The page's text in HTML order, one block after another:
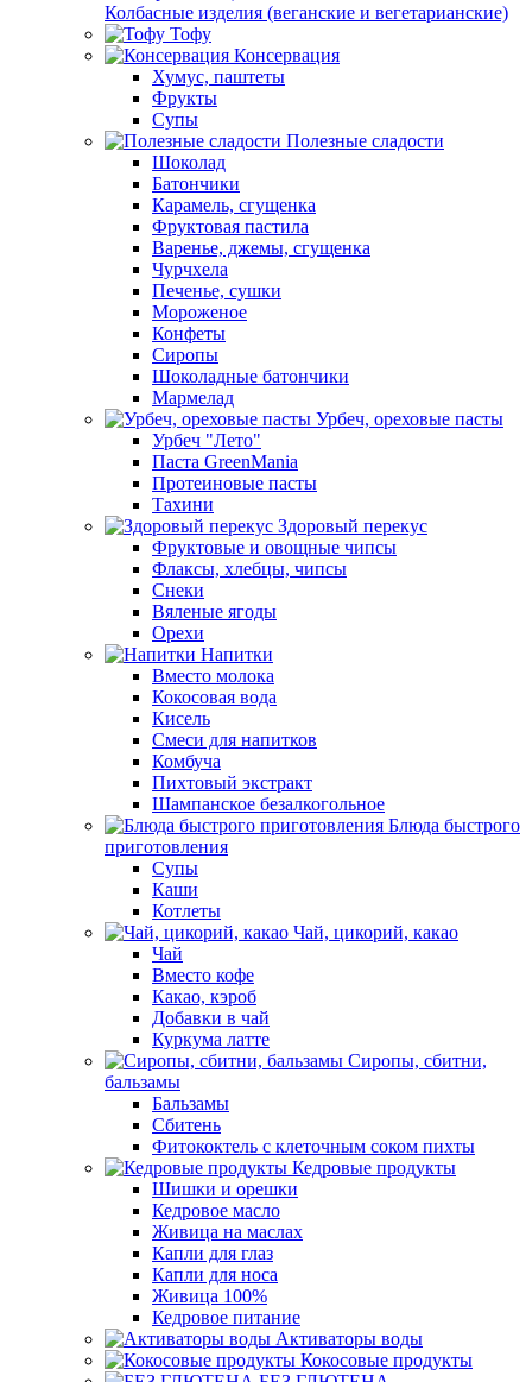
Колбасные изделия (веганские и вегетарианские)
Тофу
Консервация
Хумус, паштеты
Фрукты
Супы
Полезные сладости
Шоколад
Батончики
Карамель, сгущенка
Фруктовая пастила
Варенье, джемы, сгущенка
Чурчхела
Печенье, сушки
Мороженое
Конфеты
Сиропы
Шоколадные батончики
Мармелад
Урбеч, ореховые пасты
Урбеч "Лето"
Паста GreenMania
Протеиновые пасты
Тахини
Здоровый перекус
Фруктовые и овощные чипсы
Флаксы, хлебцы, чипсы
Снеки
Вяленые ягоды
Орехи
Напитки
Вместо молока
Кокосовая вода
Кисель
Смеси для напитков
Комбуча
Пихтовый экстракт
Шампанское безалкогольное
Блюда быстрого
приготовления
Супы
Каши
Котлеты
Чай, цикорий, какао
Чай
Вместо кофе
Какао, кэроб
Добавки в чай
Куркума латте
Сиропы, сбитни,
бальзамы
Бальзамы
Сбитень
Фитококтель с клеточным соком пихты
Кедровые продукты
Шишки и орешки
Кедровое масло
Живица на маслах
Капли для глаз
Капли для носа
Живица 100%
Кедровое питание
Активаторы воды
Кокосовые продукты